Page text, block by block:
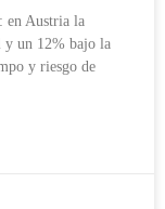
en Austria la
y un 12% bajo la
y riesgo de